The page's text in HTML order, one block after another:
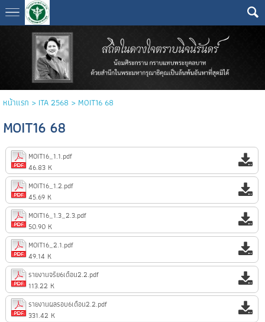
หน้าแรก > ITA 2568 > MOIT16 68
MOIT16 68
MOIT16_1.1.pdf
46.83 K
MOIT16_1.2.pdf
45.69 K
MOIT16_1.3_2.3.pdf
50.90 K
MOIT16_2.1.pdf
49.14 K
รายงานจริย6เดือน2.2.pdf
113.22 K
รายงานผลรอบ6เดือน2.2.pdf
331.42 K